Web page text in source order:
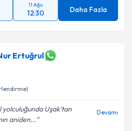
11 Ağu
12:30 Daha Fazla
Ertuğrul
yolculuğunda Uşak’tan
aniden...
Devamı